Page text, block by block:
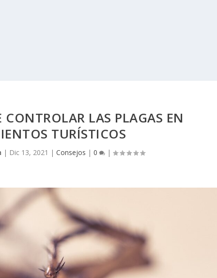
LAS PLAGAS EN
TURÍSTICOS
| Dic 13, 2021 |Consejos |0 |